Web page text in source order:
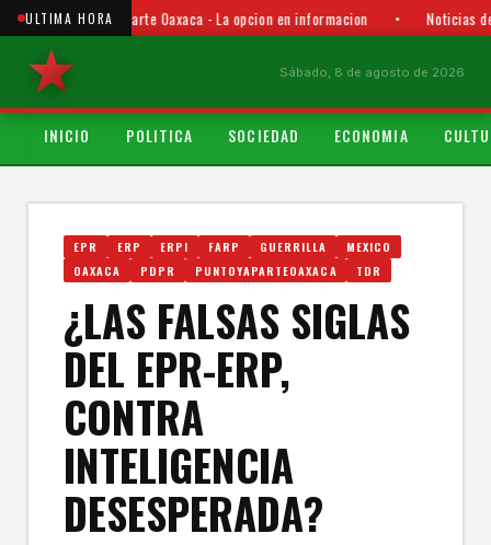
ULTIMA HORA
Punto y Aparte Oaxaca - La opcion en informacion Noticias
Sábado, 8 de agosto de 2026
INICIO POLITICA SOCIEDAD ECONOMIA
EPR ERP ERPI FARP GUERRILLA
MEXICO
OAXACA
PDPR PUNTOYAPARTEOAXACA TDR
¿LAS FALSAS SIGLAS
DEL EPR-ERP,
CONTRA
INTELIGENCIA
DESESPERADA?